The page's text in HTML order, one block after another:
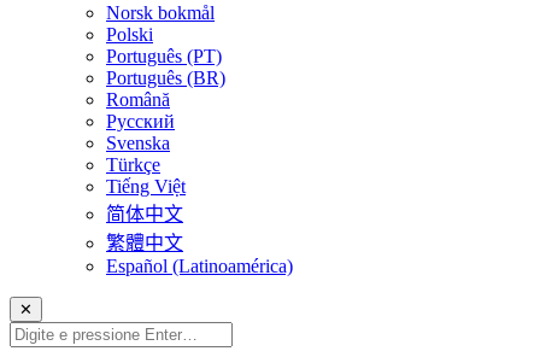
Norsk bokmål
Polski
Português (PT)
Português (BR)
Română
Русский
Svenska
Türkçe
Tiếng Việt
简体中文
繁體中文
Español (Latinoamérica)
✕